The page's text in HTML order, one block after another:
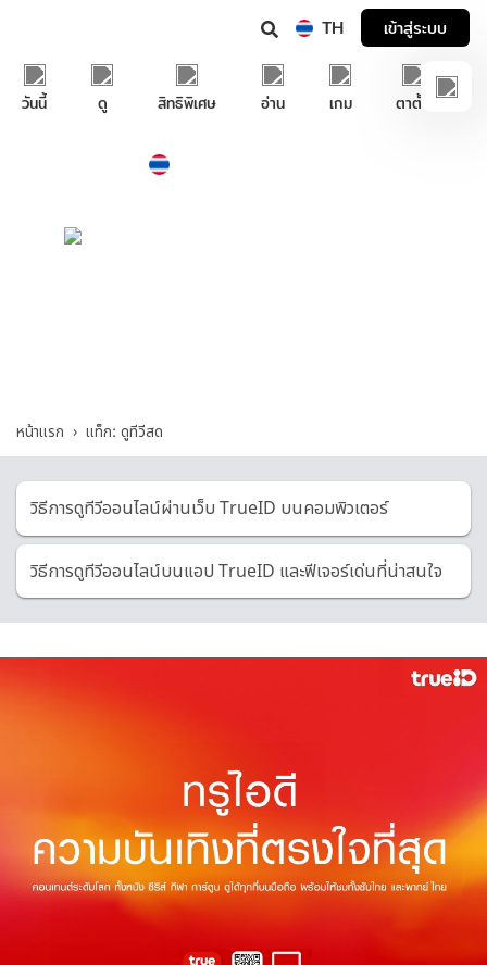
TH เข้าสู่ระบบ
วันนี้ ดู สิทธิพิเศษ อ่าน เกม ตาตั้ง
หน้าแรก แท็ก: ดูทีวีสด
วิธีการดูทีวีออนไลน์ผ่านเว็บ TrueID บนคอมพิวเตอร์
วิธีการดูทีวีออนไลน์บนแอป TrueID และฟีเจอร์เด่นที่น่าสนใจ